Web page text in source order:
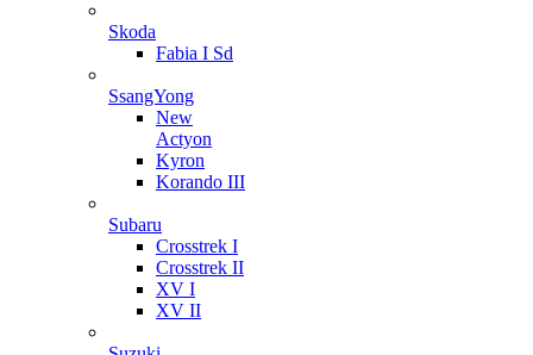
Skoda
Fabia I Sd
SsangYong
New
Actyon
Kyron
Korando III
Subaru
Crosstrek I
Crosstrek II
XV I
XV II